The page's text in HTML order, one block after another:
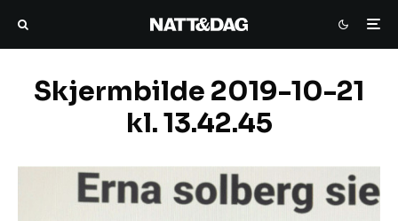
Skjermbilde 2019-10-21
kl. 13.42.45